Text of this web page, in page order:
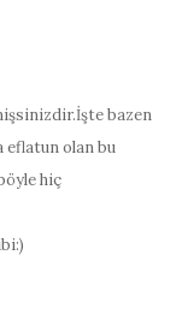
bazen
eflatun olan bu
hiç